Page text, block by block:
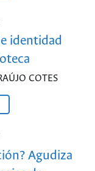
identidad
COTES
Agudiza